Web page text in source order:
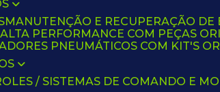
MANUTENÇÃO E RECUPERAÇÃO
PERFORMANCE COM PEÇAS
PNEUMÁTICOS COM KIT'S
/ SISTEMAS DE COMANDO E